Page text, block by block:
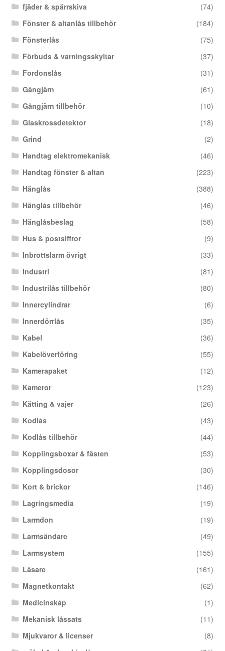
fjäder & spärrskiva
(74)
Fönster & altanlås tillbehör
(184)
Fönsterlås
(75)
Förbuds & varningsskyltar
(37)
Fordonslås
(31)
Gångjärn
(61)
Gångjärn tillbehör
(10)
Glaskrossdetektor
(18)
Grind
(2)
Handtag elektromekanisk
(46)
Handtag fönster & altan
(223)
Hänglås
(388)
Hänglås tillbehör
(46)
Hänglåsbeslag
(58)
Hus & postsiffror
(9)
Inbrottslarm övrigt
(33)
Industri
(81)
Industrilås tillbehör
(80)
Innercylindrar
(6)
Innerdörrlås
(35)
Kabel
(36)
Kabelöverföring
(55)
Kamerapaket
(12)
Kameror
(123)
Kätting & vajer
(26)
Kodlås
(43)
Kodlås tillbehör
(44)
Kopplingsboxar & fästen
(53)
Kopplingsdosor
(30)
Kort & brickor
(146)
Lagringsmedia
(19)
Larmdon
(19)
Larmsändare
(49)
Larmsystem
(155)
Läsare
(161)
Magnetkontakt
(62)
Medicinskåp
(1)
Mekanisk låssats
(11)
Mjukvaror & licenser
(8)